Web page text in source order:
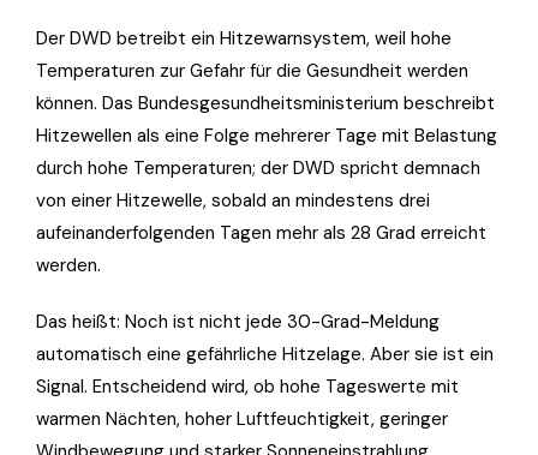
Der DWD betreibt ein Hitzewarnsystem, weil hohe
Temperaturen zur Gefahr für die Gesundheit werden
können. Das Bundesgesundheitsministerium beschreibt
Hitzewellen als eine Folge mehrerer Tage mit Belastung
durch hohe Temperaturen; der DWD spricht demnach
von einer Hitzewelle, sobald an mindestens drei
aufeinanderfolgenden Tagen mehr als 28 Grad erreicht
werden.
Das heißt: Noch ist nicht jede 30-Grad-Meldung
automatisch eine gefährliche Hitzelage. Aber sie ist ein
Signal. Entscheidend wird, ob hohe Tageswerte mit
warmen Nächten, hoher Luftfeuchtigkeit, geringer